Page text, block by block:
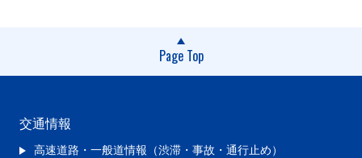
Page Top
交通情報
高速道路・一般道情報（渋滞・事故・通行止め）